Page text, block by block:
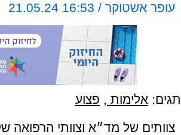
עופר אשטוקר / 16:53 21.05.24
תגים: אלימות , פצוע
צוותים של מד״א וצוותי הרפואה